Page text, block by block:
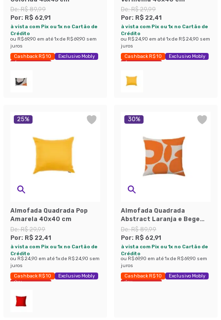
De:R$ 89,99
Por: R$ 62,91
à vista com Pix ou 1x no Cartão de
Crédito
ou R$ 69,90 em até1x de R$ 69,90 sem
juros
Cashback R$ 10
Exclusivo Mobly
Últimas peças
De:R$ 29,99
Por: R$ 22,41
à vista com Pix ou 1x no Cartão de
Crédito
ou R$ 24,90 em até1x de R$ 24,90 sem
juros
Cashback R$ 10
Exclusivo Mobly
Últimas peças
25%
Almofada Quadrada Pop
Amarela 40x40 cm
De:R$ 29,99
Por: R$ 22,41
à vista com Pix ou 1x no Cartão de
Crédito
ou R$ 24,90 em até1x de R$ 24,90 sem
juros
Cashback R$ 10
Exclusivo Mobly
Últimas peças
30%
Almofada Quadrada
Abstract Laranja e Bege
43x43 cm
De:R$ 89,99
Por: R$ 62,91
à vista com Pix ou 1x no Cartão de
Crédito
ou R$ 69,90 em até1x de R$ 69,90 sem
juros
Cashback R$ 10
Exclusivo Mobly
Últimas peças